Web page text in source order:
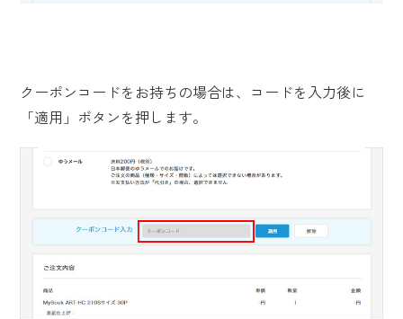
クーポンコードをお持ちの場合は、コードを入力後に
「適用」ボタンを押します。